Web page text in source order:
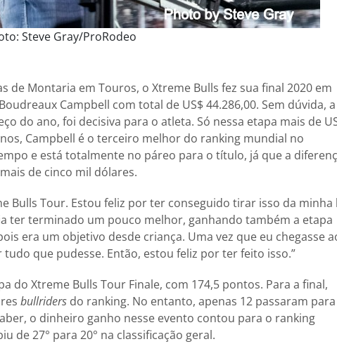
Steve Gray/ProRodeo
de Montaria em Touros, o Xtreme Bulls fez sua final 2020 em
Campbell com total de US$ 44.286,00. Sem dúvida, a
do ano, foi decisiva para o atleta. Só nessa etapa mais de
Campbell é o terceiro melhor do ranking mundial no
e está totalmente no páreo para o título, já que a
de cinco mil dólares.
Bulls Tour. Estou feliz por ter conseguido tirar isso da minha
ter terminado um pouco melhor, ganhando também a etapa
era um objetivo desde criança. Uma vez que eu chegasse
que pudesse. Então, estou feliz por ter feito isso.”
do Xtreme Bulls Tour Finale, com 174,5 pontos. Para a final,
bullriders do ranking. No entanto, apenas 12 passaram para
o dinheiro ganho nesse evento contou para o ranking
de 27° para 20° na classificação geral.